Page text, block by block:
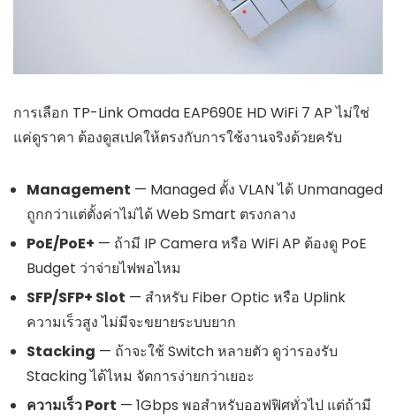
การเลือก TP-Link Omada EAP690E HD WiFi 7 AP ไม่ใช่
แค่ดูราคา ต้องดูสเปคให้ตรงกับการใช้งานจริงด้วยครับ
Management — Managed ตั้ง VLAN ได้ Unmanaged
ถูกกว่าแต่ตั้งค่าไม่ได้ Web Smart ตรงกลาง
PoE/PoE+ — ถ้ามี IP Camera หรือ WiFi AP ต้องดู PoE
Budget ว่าจ่ายไฟพอไหม
SFP/SFP+ Slot — สำหรับ Fiber Optic หรือ Uplink
ความเร็วสูง ไม่มีจะขยายระบบยาก
Stacking — ถ้าจะใช้ Switch หลายตัว ดูว่ารองรับ
Stacking ได้ไหม จัดการง่ายกว่าเยอะ
ความเร็ว Port — 1Gbps พอสำหรับออฟฟิศทั่วไป แต่ถ้ามี